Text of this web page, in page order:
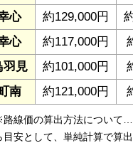
心
約129,000円
心
約117,000円
羽見
約101,000円
町南
約121,000円
線価の算出方法について…
目安として、単純計算で算